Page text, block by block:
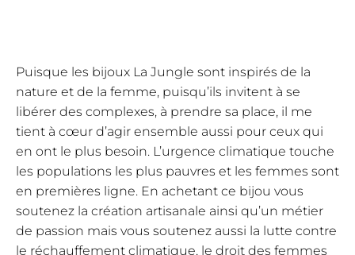
Puisque les bijoux La Jungle sont inspirés de la
nature et de la femme, puisqu’ils invitent à se
libérer des complexes, à prendre sa place, il me
tient à cœur d’agir ensemble aussi pour ceux qui
en ont le plus besoin. L’urgence climatique touche
les populations les plus pauvres et les femmes sont
en premières ligne. En achetant ce bijou vous
soutenez la création artisanale ainsi qu’un métier
de passion mais vous soutenez aussi la lutte contre
le réchauffement climatique, le droit des femmes